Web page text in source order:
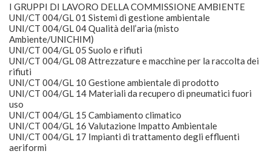
I GRUPPI DI LAVORO DELLA COMMISSIONE AMBIENTE
UNI/CT 004/GL 01 Sistemi di gestione ambientale
UNI/CT 004/GL 04 Qualità dell’aria (misto
Ambiente/UNICHIM)
UNI/CT 004/GL 05 Suolo e rifiuti
UNI/CT 004/GL 08 Attrezzature e macchine per la raccolta dei
rifiuti
UNI/CT 004/GL 10 Gestione ambientale di prodotto
UNI/CT 004/GL 14 Materiali da recupero di pneumatici fuori
uso
UNI/CT 004/GL 15 Cambiamento climatico
UNI/CT 004/GL 16 Valutazione Impatto Ambientale
UNI/CT 004/GL 17 Impianti di trattamento degli effluenti
aeriformi